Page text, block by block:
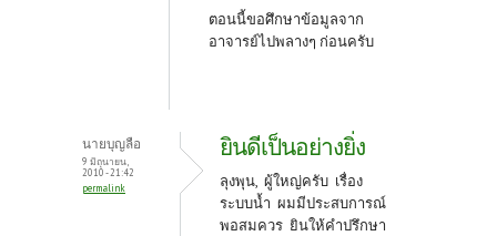
ตอนนี้ขอศึกษาข้อมูลจาก
อาจารย์ไปพลางๆ ก่อนครับ
นายบุญลือ
9 มิถุนายน,
2010 - 21:42
permalink
ยินดีเป็นอย่างยิ่ง
ลุงพุน, ผู้ใหญ่ครับ เรื่อง
ระบบน้ำ ผมมีประสบการณ์
พอสมควร ยินให้คำปรึกษา